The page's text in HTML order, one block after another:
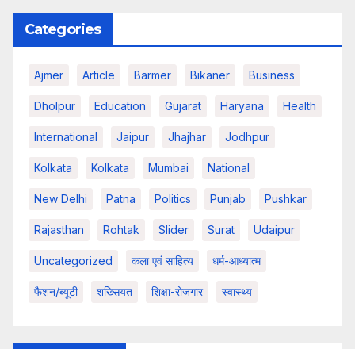
Categories
Ajmer Article Barmer Bikaner Business
Dholpur Education Gujarat Haryana Health
International Jaipur Jhajhar Jodhpur
Kolkata Kolkata Mumbai National
New Delhi Patna Politics Punjab Pushkar
Rajasthan Rohtak Slider Surat Udaipur
Uncategorized कला एवं साहित्य धर्म-आध्यात्म
फैशन/ब्यूटी शख्सियत शिक्षा-रोजगार स्वास्थ्य